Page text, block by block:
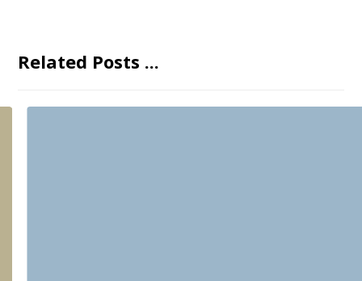
Related Posts ...